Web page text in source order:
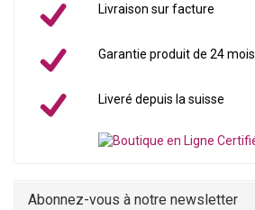
Livraison sur facture
Garantie produit de 24 mois
Liveré depuis la suisse
Abonnez-vous à notre newsletter